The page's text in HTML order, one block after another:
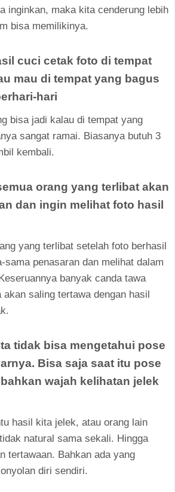
inginkan, maka kita cenderung lebih
bisa memilikinya.
cuci cetak foto di tempat
mau di tempat yang bagus
hari
bisa jadi kalau di tempat yang
sangat ramai. Biasanya butuh 3
kembali.
orang yang terlibat akan
dan ingin melihat foto hasil
yang terlibat setelah foto berhasil
sama penasaran dan melihat dalam
banyak canda tawa
saling tertawa dengan hasil
tidak bisa mengetahui pose
Bisa saja saat itu pose
wajah kelihatan jelek
hasil kita jelek, atau orang lain
natural sama sekali. Hingga
tertawaan. Bahkan ada yang
diri sendiri.